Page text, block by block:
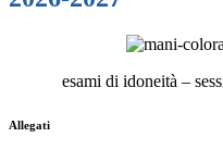
esami di idoneità –
Allegati